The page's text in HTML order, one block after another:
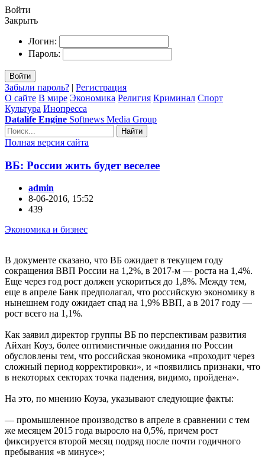
Войти
Закрыть
Логин:
Пароль:
Войти
Забыли пароль? | Регистрация
О сайте В мире Экономика Религия Криминал Спорт
Культура Инопресса
Datalife Engine Softnews Media Group
Найти
Полная версия сайта
ВБ: России жить будет веселее
admin
8-06-2016, 15:52
439
Экономика и бизнес
В документе сказано, что ВБ ожидает в текущем году
сокращения ВВП России на 1,2%, в 2017-м — роста на 1,4%.
Еще через год рост должен ускориться до 1,8%. Между тем,
еще в апреле Банк предполагал, что российскую экономику в
нынешнем году ожидает спад на 1,9% ВВП, а в 2017 году —
рост всего на 1,1%.
Как заявил директор группы ВБ по перспективам развития
Айхан Коуз, более оптимистичные ожидания по России
обусловлены тем, что российская экономика «проходит через
сложный период корректировки», и «появились признаки, что
в некоторых секторах точка падения, видимо, пройдена».
На это, по мнению Коуза, указывают следующие факты:
— промышленное производство в апреле в сравнении с тем
же месяцем 2015 года выросло на 0,5%, причем рост
фиксируется второй месяц подряд после почти годичного
пребывания «в минусе»;